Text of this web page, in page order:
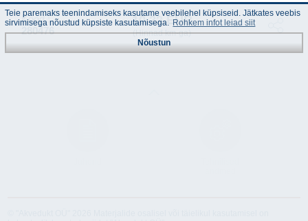
Kood :
280476
10.22 EUR
(Hinnad km-ga)
Teie paremaks teenindamiseks kasutame veebilehel küpsiseid. Jätkates veebis
sirvimisega nõustud küpsiste kasutamisega. Rohkem infot leiad siit
Nõustun